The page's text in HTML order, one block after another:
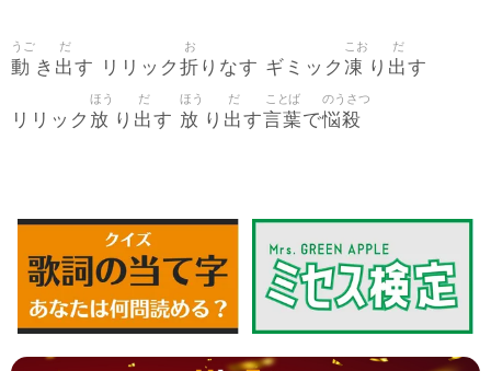
動
うご
き 出
だ
す リリック 折
お
りなす ギミック 凍
こお
り 出
だ
す
リリック 放
ほう
り 出
だ
す 放
ほう
り 出
だ
す言葉
ことば
で悩殺
のうさつ